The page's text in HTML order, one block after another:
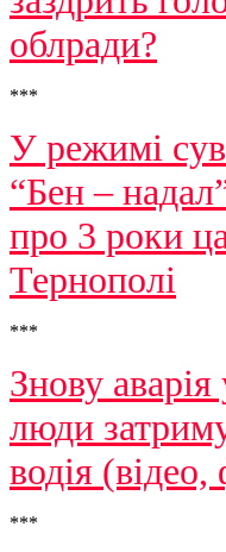
облради?
***
У режимі
“Бен –
про 3 роки
Тернополі
***
Знову
люди
водія
***